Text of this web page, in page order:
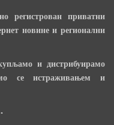
регистрован приватни
новине и регионални
и дистрибуирамо
се истраживањем и